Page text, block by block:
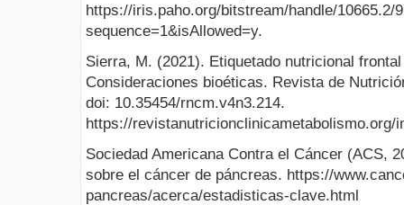
https://iris.paho.org/bitstream/handle/10665.2/
sequence=1&isAllowed=y.
Sierra, M. (2021). Etiquetado nutricional
Consideraciones bioéticas. Revista de
doi: 10.35454/rncm.v4n3.214.
https://
Sociedad Americana Contra el Cáncer (ACS,
sobre el cáncer de páncreas. https://
pancreas/acerca/estadisticas-clave.html